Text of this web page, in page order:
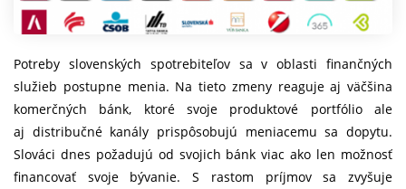
Potreby slovenských spotrebiteľov sa v oblasti finančných
služieb postupne menia. Na tieto zmeny reaguje aj väčšina
komerčných bánk, ktoré svoje produktové portfólio ale
aj distribučné kanály prispôsobujú meniacemu sa dopytu.
Slováci dnes požadujú od svojich bánk viac ako len možnosť
financovať svoje bývanie. S rastom príjmov sa zvyšuje